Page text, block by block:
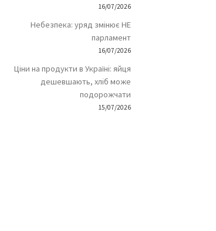
16/07/2026
Небезпека: уряд змінює НЕ
парламент
16/07/2026
Ціни на продукти в Україні: яйця
дешевшають, хліб може
подорожчати
15/07/2026